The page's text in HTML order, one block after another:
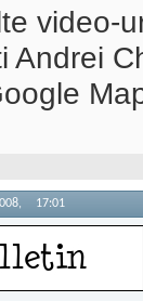
video-
Andrei
17:01